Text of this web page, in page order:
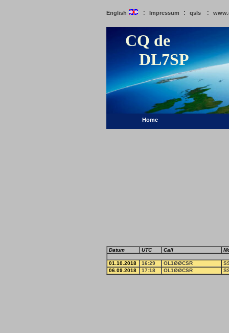
English : Impressum : qsls :
CQ de
DL7SP
Home
Datum UTC Call
01.10.2018 16:29 OL1ØØCSR
06.09.2018
17:18 OL1ØØCSR